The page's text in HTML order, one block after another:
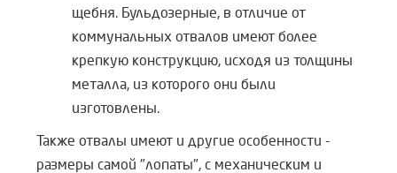
щебня. Бульдозерные, в отличие от
коммунальных отвалов имеют более
крепкую конструкцию, исходя из толщины
металла, из которого они были
изготовлены.
Также отвалы имеют и другие особенности -
размеры самой "лопаты", с механическим и